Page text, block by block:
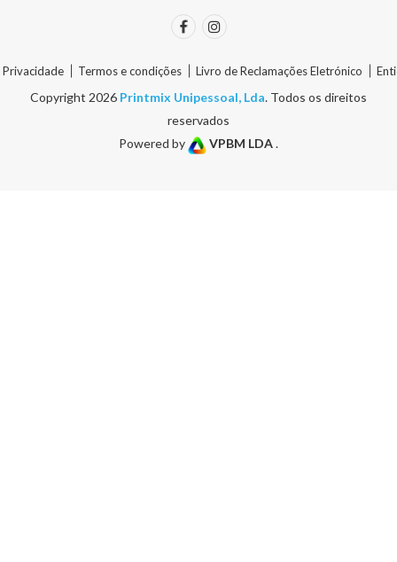
Termos e condições Livro de Reclamações Eletrónico
Copyright 2026 Printmix Unipessoal, Lda. Todos os direitos
reservados
Powered by
VPBM LDA .